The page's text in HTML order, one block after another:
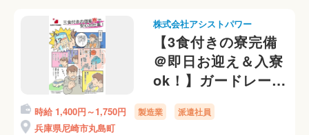
株式会社アシストパワー
【3食付きの寮完備
＠即日お迎え＆入寮
ok！】ガードレール
の出荷、梱包作業
勤務初日から日払い
時給 1,400円～1,750円 製造業 派遣社員
兵庫県尼崎市丸島町